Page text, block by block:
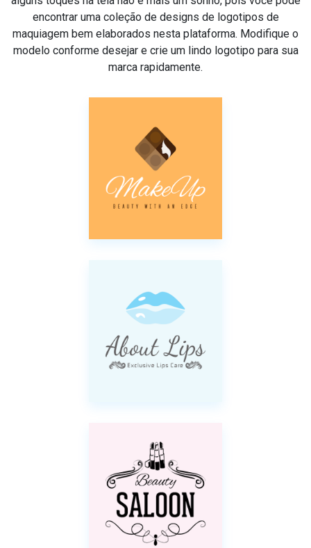
encontrar uma coleção de designs de logotipos de
maquiagem bem elaborados nesta plataforma. Modifique o
modelo conforme desejar e crie um lindo logotipo para sua
marca rapidamente.